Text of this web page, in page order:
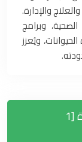
والإدارة.
وبرامج
ويُعزز
16060150: امراض الحيوانات الكبيرة [1